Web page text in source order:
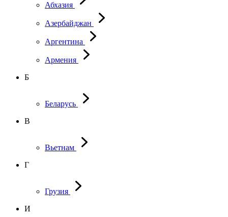
Абхазия
Азербайджан
Аргентина
Армения
Б
Беларусь
В
Вьетнам
Г
Грузия
И